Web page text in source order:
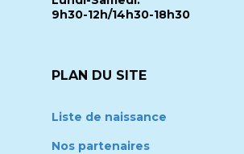
9h30-12h/14h30-18h30
PLAN DU SITE
Liste de naissance
Nos partenaires